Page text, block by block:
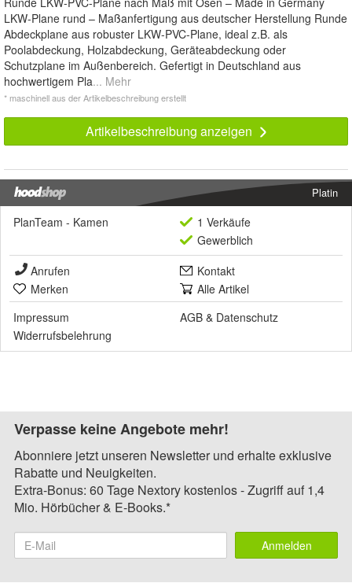
LKW-Plane rund – Maßanfertigung aus deutscher Herstellung Runde
Abdeckplane aus robuster LKW-PVC-Plane, ideal z.B. als
Poolabdeckung, Holzabdeckung, Geräteabdeckung oder
Schutzplane im Außenbereich. Gefertigt in Deutschland aus
hochwertigem Pla... Mehr
* maschinell aus der Artikelbeschreibung erstellt
Artikelbeschreibung anzeigen
Platin
PlanTeam - Kamen
1 Verkäufe
Gewerblich
Anrufen
Kontakt
Merken
Alle Artikel
Impressum
AGB & Datenschutz
Widerrufsbelehrung
Verpasse keine Angebote mehr!
Abonniere jetzt unseren Newsletter und erhalte exklusive
Rabatte und Neuigkeiten.
Extra-Bonus: 60 Tage Nextory kostenlos - Zugriff auf 1,4
Mio. Hörbücher & E-Books.*
Anmelden